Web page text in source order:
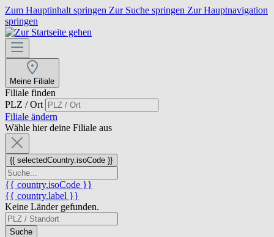
Zum Hauptinhalt springen Zur Suche springen Zur Hauptnavigation
springen
Meine Filiale
Filiale finden
PLZ / Ort
Filiale ändern
Wähle hier deine Filiale aus
{{ selectedCountry.isoCode }}
{{ country.isoCode }}
{{ country.label }}
Keine Länder gefunden.
Suche